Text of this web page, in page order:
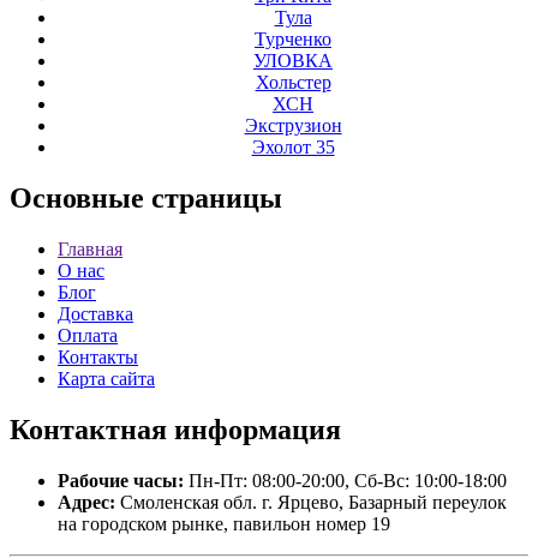
Тула
Турченко
УЛОВКА
Хольстер
ХСН
Экструзион
Эхолот 35
Основные страницы
Главная
О нас
Блог
Доставка
Оплата
Контакты
Карта сайта
Контактная информация
Рабочие часы: Пн-Пт: 08:00-20:00, Сб-Вс: 10:00-18:00
Адрес: Смоленская обл. г. Ярцево, Базарный переулок
на городском рынке, павильон номер 19